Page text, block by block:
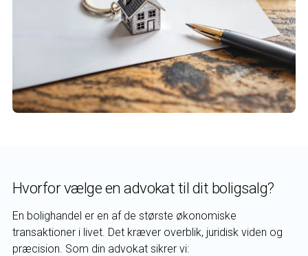
Hvorfor vælge en advokat til dit boligsalg?
En bolighandel er en af de største økonomiske
transaktioner i livet. Det kræver overblik, juridisk viden og
præcision. Som din advokat sikrer vi: